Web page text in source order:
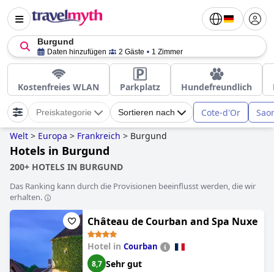
Burgund
Daten hinzufügen 2 Gäste 1 Zimmer
Kostenfreies WLAN Parkplatz Hundefreundlich
Preiskategorie Sortieren nach Cote-d'Or
Welt > Europa > Frankreich > Burgund
Hotels in Burgund
200+ HOTELS IN BURGUND
Das Ranking kann durch die Provisionen beeinflusst werden, die wir
erhalten.
Château de Courban and Spa Nuxe
Hotel in Courban
8,7 Sehr gut